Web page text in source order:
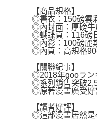
【商品規格】
◎書衣：150磅雲
◎內封面：厚磅牛
◎蝴蝶頁：116磅
◎內彩：100磅麗
◎內頁：高規格90
【關聯紀事】
◎2018年gooラン
◎系列銷售突破
◎原著漫畫廣受好
【讀者好評】
◎這部漫畫居然是